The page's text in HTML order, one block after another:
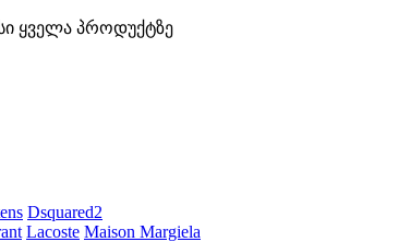
ყველა პროდუქტზე
Dsquared2
Lacoste Maison Margiela